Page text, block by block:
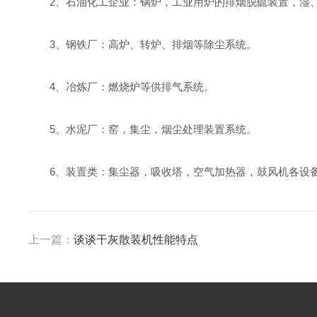
3、钢铁厂：高炉、转炉、排烟等除尘系统。
4、冶炼厂：燃烧炉等供排气系统。
5、水泥厂：窑，集尘，烟尘处理装置系统。
6、装置类：集尘器，吸收塔，空气加热器，鼓风机各设备
上一篇：谈谈干灰散装机性能特点